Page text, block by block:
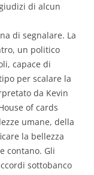
di alcun
di segnalare. La
un politico
capace di
per scalare la
da Kevin
of cards
umane, della
la bellezza
contano. Gli
sottobanco